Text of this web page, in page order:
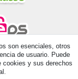
- All rights
article detail
son esenciales, otros
de usuario. Puede
cookies y sus derechos